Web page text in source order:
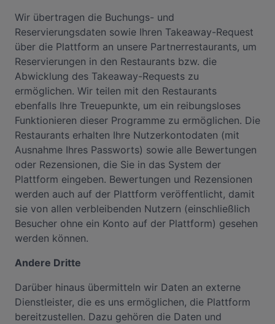
Wir übertragen die Buchungs- und
Reservierungsdaten sowie Ihren Takeaway-Request
über die Plattform an unsere Partnerrestaurants, um
Reservierungen in den Restaurants bzw. die
Abwicklung des Takeaway-Requests zu
ermöglichen. Wir teilen mit den Restaurants
ebenfalls Ihre Treuepunkte, um ein reibungsloses
Funktionieren dieser Programme zu ermöglichen. Die
Restaurants erhalten Ihre Nutzerkontodaten (mit
Ausnahme Ihres Passworts) sowie alle Bewertungen
oder Rezensionen, die Sie in das System der
Plattform eingeben. Bewertungen und Rezensionen
werden auch auf der Plattform veröffentlicht, damit
sie von allen verbleibenden Nutzern (einschließlich
Besucher ohne ein Konto auf der Plattform) gesehen
werden können.
Andere Dritte
Darüber hinaus übermitteln wir Daten an externe
Dienstleister, die es uns ermöglichen, die Plattform
bereitzustellen. Dazu gehören die Daten und